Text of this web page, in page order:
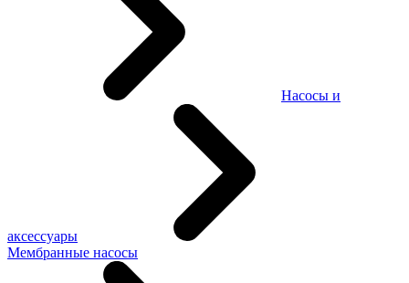
Насосы и
аксессуары
Мембранные насосы